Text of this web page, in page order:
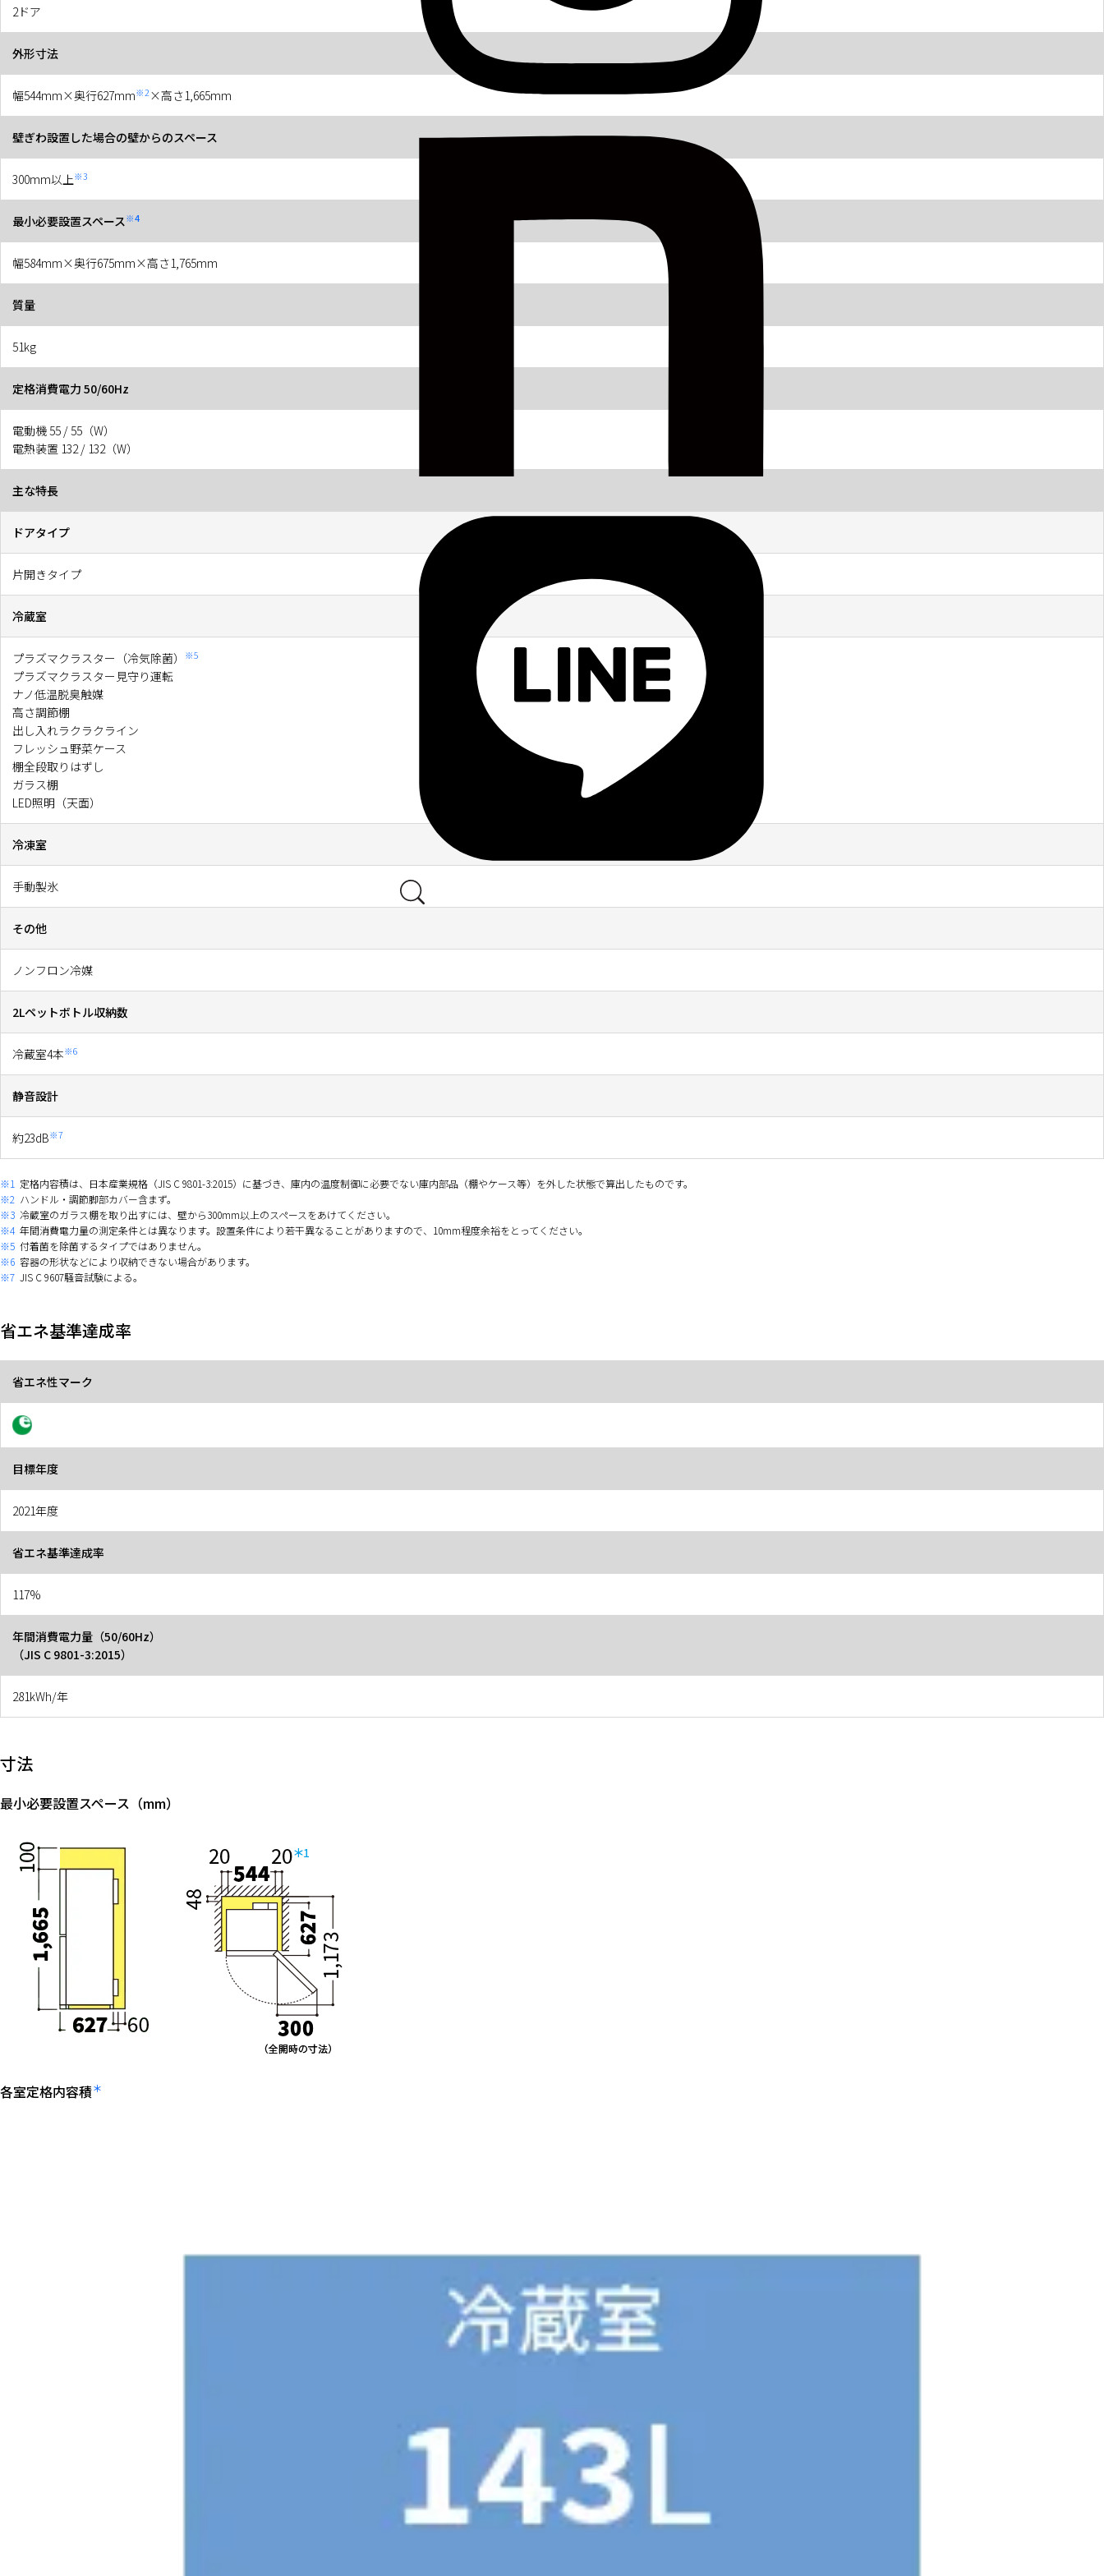
2ドア
外形寸法
幅544mm×奥行627mm※2 ×高さ1,665mm
壁ぎわ設置した場合の壁からのスペース
300mm以上※3
最小必要設置スペース※4
幅584mm×奥行675mm×高さ1,765mm
質量
51kg
定格消費電力 50/60Hz
電動機 55 / 55（W）
電熱装置 132 / 132（W）
主な特長
ドアタイプ
片開きタイプ
冷蔵室
プラズマクラスター（冷気除菌） ※5
プラズマクラスター見守り運転
ナノ低温脱臭触媒
高さ調節棚
出し入れラクラクライン
フレッシュ野菜ケース
棚全段取りはずし
ガラス棚
LED照明（天面）
冷凍室
手動製氷
その他
ノンフロン冷媒
2Lペットボトル収納数
冷蔵室4本※6
静音設計
約23dB※7
※1 定格内容積は、日本産業規格（JIS C 9801-3:2015）に基づき、庫内の温度制御に必要でない庫内部品（棚やケース等）を外した状態で算出したものです。
※2 ハンドル・調節脚部カバー含まず。
※3 冷蔵室のガラス棚を取り出すには、壁から300mm以上のスペースをあけてください。
※4 年間消費電力量の測定条件とは異なります。設置条件により若干異なることがありますので、10mm程度余裕をとってください。
※5 付着菌を除菌するタイプではありません。
※6 容器の形状などにより収納できない場合があります。
※7 JIS C 9607騒音試験による。
省エネ基準達成率
省エネ性マーク
目標年度
2021年度
省エネ基準達成率
117%
年間消費電力量（50/60Hz）
（JIS C 9801-3:2015）
281kWh/年
寸法
最小必要設置スペース（mm）
各室定格内容積＊